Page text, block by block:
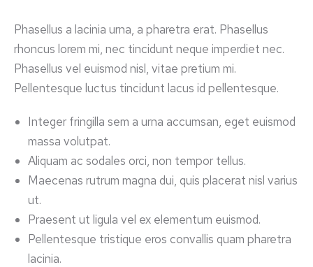
Phasellus a lacinia urna, a pharetra erat. Phasellus
rhoncus lorem mi, nec tincidunt neque imperdiet nec.
Phasellus vel euismod nisl, vitae pretium mi.
Pellentesque luctus tincidunt lacus id pellentesque.
Integer fringilla sem a urna accumsan, eget euismod
massa volutpat.
Aliquam ac sodales orci, non tempor tellus.
Maecenas rutrum magna dui, quis placerat nisl varius
ut.
Praesent ut ligula vel ex elementum euismod.
Pellentesque tristique eros convallis quam pharetra
lacinia.